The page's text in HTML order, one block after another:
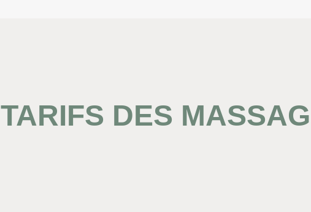
TARIFS DES